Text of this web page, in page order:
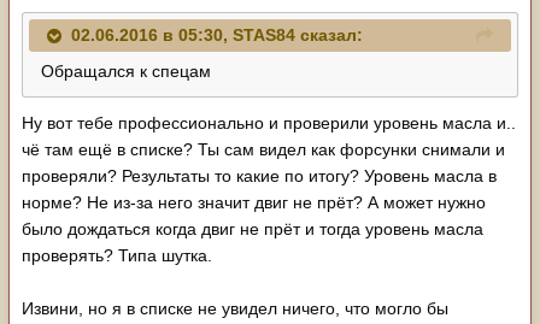
02.06.2016 в 05:30, STAS84 сказал:
Обращался к спецам
Ну вот тебе профессионально и проверили уровень масла и..
чё там ещё в списке? Ты сам видел как форсунки снимали и
проверяли? Результаты то какие по итогу? Уровень масла в
норме? Не из-за него значит двиг не прёт? А может нужно
было дождаться когда двиг не прёт и тогда уровень масла
проверять? Типа шутка.
Извини, но я в списке не увидел ничего, что могло бы